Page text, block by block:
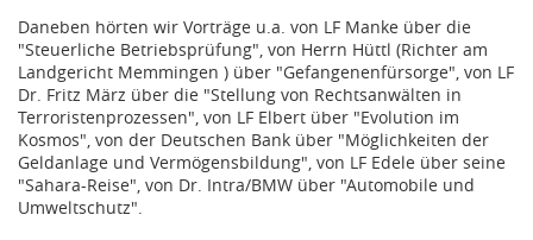
Daneben hörten wir Vorträge u.a. von LF Manke über die
"Steuerliche Betriebsprüfung", von Herrn Hüttl (Richter am
Landgericht Memmingen ) über "Gefangenenfürsorge", von LF
Dr. Fritz März über die "Stellung von Rechtsanwälten in
Terroristenprozessen", von LF Elbert über "Evolution im
Kosmos", von der Deutschen Bank über "Möglichkeiten der
Geldanlage und Vermögensbildung", von LF Edele über seine
"Sahara-Reise", von Dr. Intra/BMW über "Automobile und
Umweltschutz".